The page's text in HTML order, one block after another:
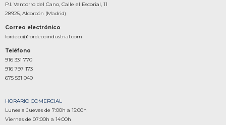
P.I. Ventorro del Cano, Calle el Escorial, 11
28925, Alcorcón (Madrid)
Correo electrónico
fordeco@fordecoindustrial.com
Teléfono
916 331 770
916 797 173
675 531 040
HORARIO COMERCIAL
Lunes a Jueves de 7:00h a 15:00h
Viernes de 07:00h a 14:00h